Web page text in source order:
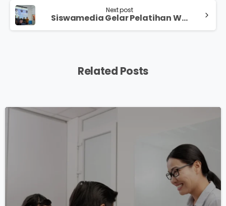
Next post
Siswamedia Gelar Pelatihan Website dengan Tim Yayasan Pendidikan Katholik Leo Dehon
Related Posts